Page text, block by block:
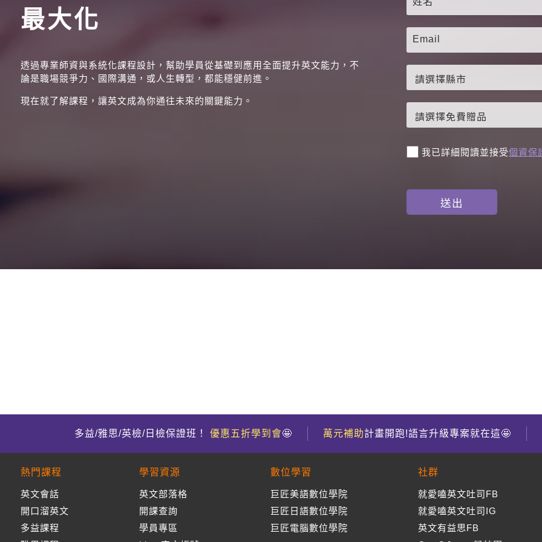
最大化
透過專業師資與系統化課程設計，幫助學員從基礎到應用全面提升英文能力，不
論是職場競爭力、國際溝通，或人生轉型，都能穩健前進。
現在就了解課程，讓英文成為你通往未來的關鍵能力。
我已詳細閱讀並接受個資保
多益/雅思/英檢/日檢保證班！ 優惠五折學到會🤩 萬元補助計畫開跑!語言升級專案就在這🤩
熱門課程
英文會話
開口溜英文
多益課程
學習資源
英文部落格
開課查詢
學員專區
數位學習
巨匠美語數位學院
巨匠日語數位學院
巨匠電腦數位學院
社群
就愛嗑英文吐司FB
就愛嗑英文吐司IG
英文有益思FB